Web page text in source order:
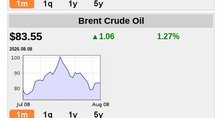
Brent Crude Oil
$83.55 ▲1.06 1.27%
2026.08.08